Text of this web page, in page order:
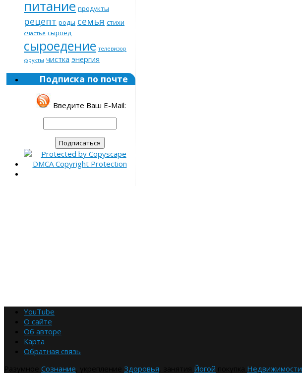
питание продукты
рецепт роды семья стихи
счастье сыроед
сыроедение телевизор
фрукты чистка энергия
Подписка по почте
Введите Ваш E-Mail:
YouTube
О сайте
Об авторе
Карта
Обратная связь
Сознание Здоровья Йогой Недвижимости